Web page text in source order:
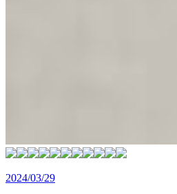
2024/03/29